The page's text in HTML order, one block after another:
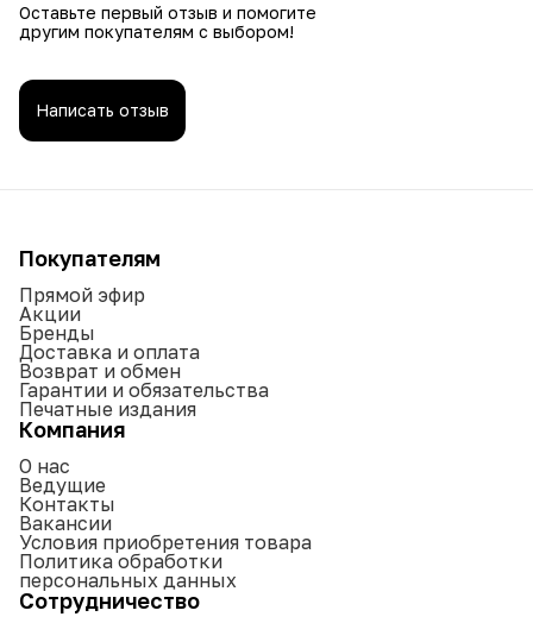
Оставьте первый отзыв и помогите
другим покупателям с выбором!
Написать отзыв
Покупателям
Прямой эфир
Акции
Бренды
Доставка и оплата
Возврат и обмен
Гарантии и обязательства
Печатные издания
Компания
О нас
Ведущие
Контакты
Вакансии
Условия приобретения товара
Политика обработки
персональных данных
Сотрудничество